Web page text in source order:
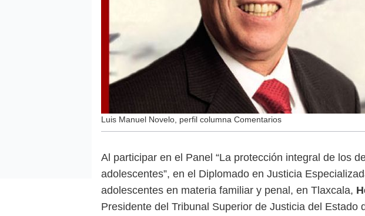
Luis Manuel Novelo, perfil columna Comentarios
Al participar en el Panel “La protección integral de los
adolescentes”, en el Diplomado en Justicia
adolescentes en materia familiar y penal, en Tlaxcala,
Presidente del Tribunal Superior de Justicia del Estado